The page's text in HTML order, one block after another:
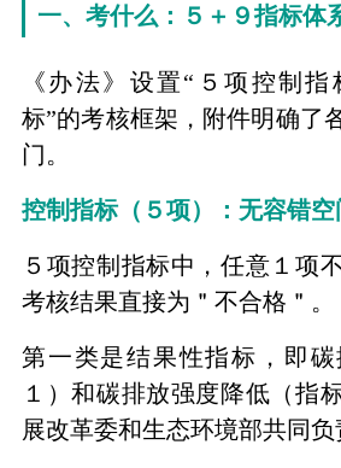
一、考什么：５＋９指标体
《办法》设置“５项控制
标”的考核框架，附件明确了
门。
控制指标（５项）：无容错空
５项控制指标中，任意１项
考核结果直接为＂不合格＂。
第一类是结果性指标，即
１）和碳排放强度降低（指
展改革委和生态环境部共同负